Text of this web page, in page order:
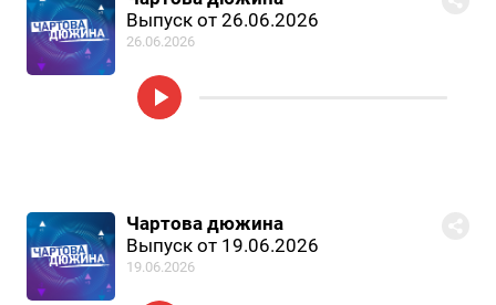
Выпуск от 26.06.2026
26.06.2026
Чартова дюжина
Выпуск от 19.06.2026
19.06.2026